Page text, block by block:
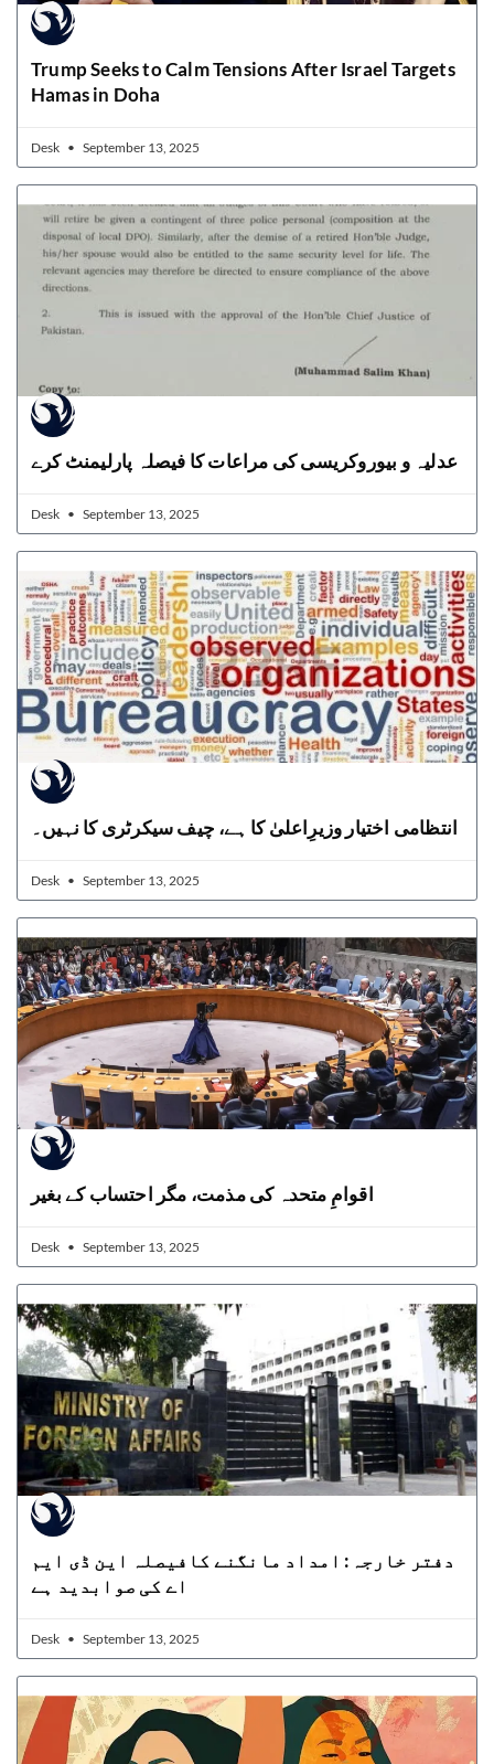
Trump Seeks to Calm Tensions After Israel Targets
Hamas in Doha
Desk September 13, 2025
عدلیہ و بیوروکریسی کی مراعات کا فیصلہ پارلیمنٹ کرے
Desk September 13, 2025
انتظامی اختیار وزیرِاعلیٰ کا ہے، چیف سیکرٹری کا نہیں۔
Desk September 13, 2025
اقوامِ متحدہ کی مذمت، مگر احتساب کے بغیر
Desk September 13, 2025
دفتر خارجہ: امداد مانگنے کافیصلہ این ڈی ایم
اے کی صوابدید ہے
Desk September 13, 2025